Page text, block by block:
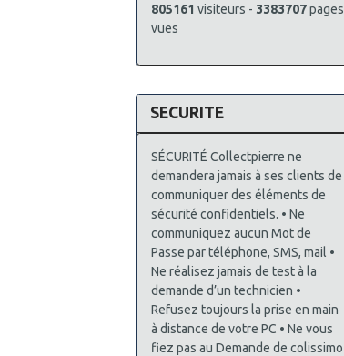
805161 visiteurs - 3383707pages
vues
SECURITE
SÉCURITÉ Collectpierre ne
demandera jamais à ses clients de
communiquer des éléments de
sécurité confidentiels. • Ne
communiquez aucun Mot de
Passe par téléphone, SMS, mail •
Ne réalisez jamais de test à la
demande d’un technicien •
Refusez toujours la prise en main
à distance de votre PC • Ne vous
fiez pas au Demande de colissimo